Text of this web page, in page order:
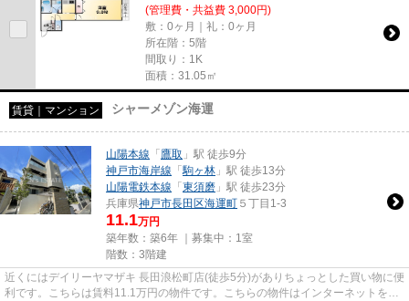
(管理費・共益費 3,000円)
敷：0ヶ月｜礼：0ヶ月
所在階：5階
間取り：1K
面積：31.05㎡
賃貸｜マンション シャーメゾン海運
山陽本線 「 鷹取 」駅 徒歩9分
神戸市海岸線 「駒ヶ林 」駅 徒歩13分
山陽電鉄本線 「 東須磨 」駅 徒歩23分
兵庫県神戸市長田区海運町 ５丁目1-3
11.1万円
築年数：築6年 ｜募集中： 1室
階数：3階建
近くにはデイリーヤマザキ 長田浪松町店(徒歩5分)がありちょっとした買い物に便
利です。こちらは賃料11.1万円の物件です。こちらの物件はインターネットをご